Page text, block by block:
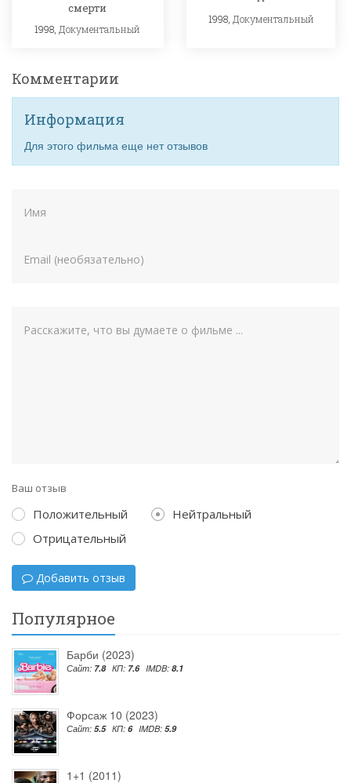
смерти
1998, Документальный
1998, Документальный
Комментарии
Информация
Для этого фильма еще нет отзывов
Ваш отзыв
Положительный
Нейтральный
Отрицательный
Добавить отзыв
Популярное
Барби (2023)
Сайт: 7.8 КП: 7.6 IMDB: 8.1
Форсаж 10 (2023)
Сайт: 5.5 КП: 6 IMDB: 5.9
1+1 (2011)